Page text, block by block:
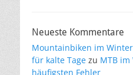
Neueste Kommentare
Mountainbiken im
für kalte Tage zu MTB
häufigsten Fehler